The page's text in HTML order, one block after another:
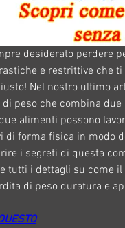
desiderato perdere
e restrittive che
Nel nostro ultimo
peso che combina
alimenti possono
di forma fisica in modo
i segreti di questa
tutti i dettagli su come il
di peso duratura e